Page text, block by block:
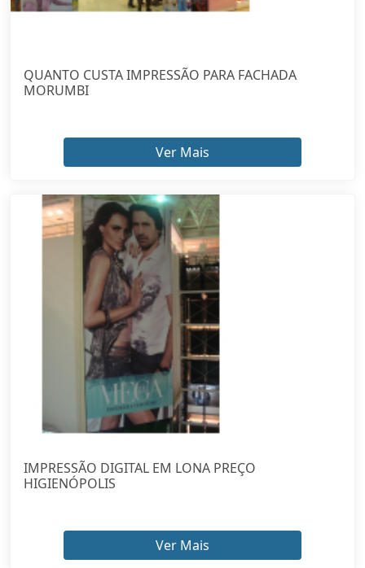
QUANTO CUSTA IMPRESSÃO PARA FACHADA
MORUMBI
Ver Mais
IMPRESSÃO DIGITAL EM LONA PREÇO
HIGIENÓPOLIS
Ver Mais